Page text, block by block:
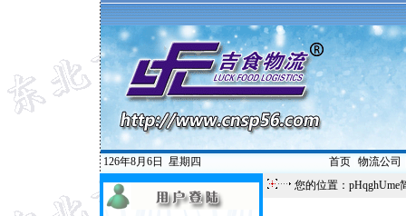
126年8月6日 星期四 首页| 物流公司
您的位置：pHqghUme